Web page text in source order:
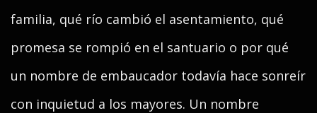
familia, qué río cambió el asentamiento, qué
promesa se rompió en el santuario o por qué
un nombre de embaucador todavía hace sonreír
con inquietud a los mayores. Un nombre